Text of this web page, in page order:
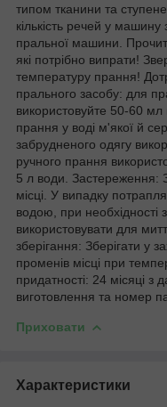
типом тканини та
кількість речей у машину
пральної машини.
які потрібно випрати!
температуру прання!
прального засобу: для
використовуйте 50-60
прання у воді м'якої й
забрудненого одягу
ручного прання
5 л води. Застереження:
місці. У випадку
водою, при необхідності
використовувати для
зберігання: Зберігати у
променів місці при
придатності: 24 місяці з
виготовлення та номер
Приховати
Характеристики